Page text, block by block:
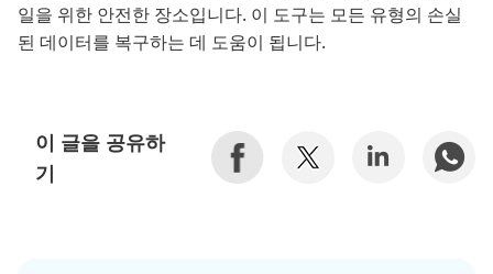
일을 위한 안전한 장소입니다. 이 도구는 모든 유형의 손실
된 데이터를 복구하는 데 도움이 됩니다.
이 글을 공유하
기